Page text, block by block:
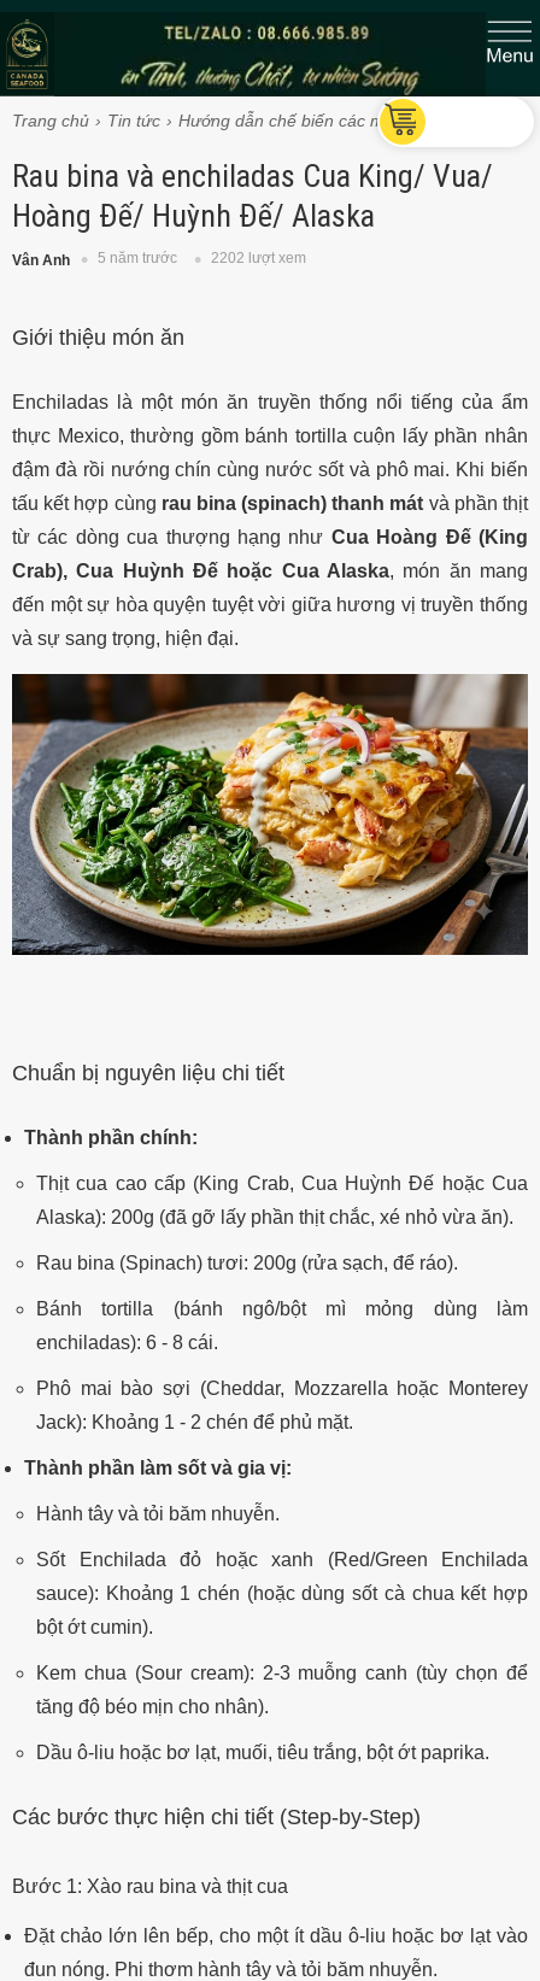
Trang chủ Tin tức Hướng dẫn chế biến các món Cua Vua
Rau bina và enchiladas Cua King/ Vua/
Hoàng Đế/ Huỳnh Đế/ Alaska
Vân Anh 5 năm trước 2202 lượt xem
Giới thiệu món ăn
Enchiladas là một món ăn truyền thống nổi tiếng của ẩm
thực Mexico, thường gồm bánh tortilla cuộn lấy phần nhân
đậm đà rồi nướng chín cùng nước sốt và phô mai. Khi biến
tấu kết hợp cùng rau bina (spinach) thanh mát và phần thịt
từ các dòng cua thượng hạng như Cua Hoàng Đế (King
Crab), Cua Huỳnh Đế hoặc Cua Alaska, món ăn mang
đến một sự hòa quyện tuyệt vời giữa hương vị truyền thống
và sự sang trọng, hiện đại.
Chuẩn bị nguyên liệu chi tiết
Thành phần chính:
Thịt cua cao cấp (King Crab, Cua Huỳnh Đế hoặc Cua
Alaska): 200g (đã gỡ lấy phần thịt chắc, xé nhỏ vừa ăn).
Rau bina (Spinach) tươi: 200g (rửa sạch, để ráo).
Bánh tortilla (bánh ngô/bột mì mỏng dùng làm
enchiladas): 6 - 8 cái.
Phô mai bào sợi (Cheddar, Mozzarella hoặc Monterey
Jack): Khoảng 1 - 2 chén để phủ mặt.
Thành phần làm sốt và gia vị:
Hành tây và tỏi băm nhuyễn.
Sốt Enchilada đỏ hoặc xanh (Red/Green Enchilada
sauce): Khoảng 1 chén (hoặc dùng sốt cà chua kết hợp
bột ớt cumin).
Kem chua (Sour cream): 2-3 muỗng canh (tùy chọn để
tăng độ béo mịn cho nhân).
Dầu ô-liu hoặc bơ lạt, muối, tiêu trắng, bột ớt paprika.
Các bước thực hiện chi tiết (Step-by-Step)
Bước 1: Xào rau bina và thịt cua
Đặt chảo lớn lên bếp, cho một ít dầu ô-liu hoặc bơ lạt vào
đun nóng. Phi thơm hành tây và tỏi băm nhuyễn.